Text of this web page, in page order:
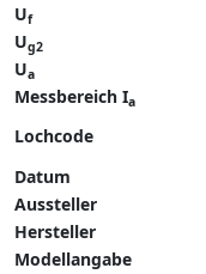
Uf
Ug2
Ua
Messbereich Ia
Lochcode
Datum
Aussteller
Hersteller
Modellangabe